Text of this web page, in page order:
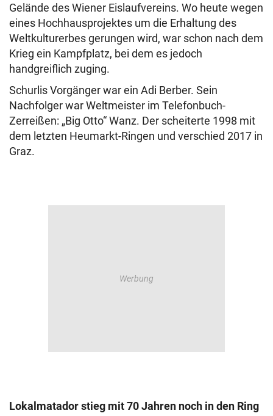
Gelände des Wiener Eislaufvereins. Wo heute wegen
eines Hochhausprojektes um die Erhaltung des
Weltkulturerbes gerungen wird, war schon nach dem
Krieg ein Kampfplatz, bei dem es jedoch
handgreiflich zuging.
Schurlis Vorgänger war ein Adi Berber. Sein
Nachfolger war Weltmeister im Telefonbuch-
Zerreißen: „Big Otto“ Wanz. Der scheiterte 1998 mit
dem letzten Heumarkt-Ringen und verschied 2017 in
Graz.
Lokalmatador stieg mit 70 Jahren noch in den Ring